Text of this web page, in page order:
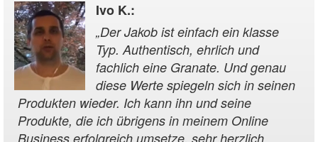
Ivo K.:
„Der Jakob ist einfach ein klasse
Typ. Authentisch, ehrlich und
fachlich eine Granate. Und genau
diese Werte spiegeln sich in seinen
Produkten wieder. Ich kann ihn und seine
Produkte, die ich übrigens in meinem Online
Business erfolgreich umsetze, sehr herzlich